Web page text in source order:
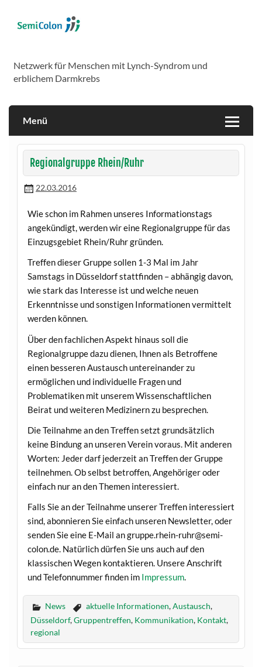
content
Netzwerk für Menschen mit Lynch-Syndrom und
erblichem Darmkrebs
Menü
Regionalgruppe Rhein/Ruhr
22.03.2016
Wie schon im Rahmen unseres Informationstags
angekündigt, werden wir eine Regionalgruppe für das
Einzugsgebiet Rhein/Ruhr gründen.
Treffen dieser Gruppe sollen 1-3 Mal im Jahr
Samstags in Düsseldorf stattfinden – abhängig davon,
wie stark das Interesse ist und welche neuen
Erkenntnisse und sonstigen Informationen vermittelt
werden können.
Über den fachlichen Aspekt hinaus soll die
Regionalgruppe dazu dienen, Ihnen als Betroffene
einen besseren Austausch untereinander zu
ermöglichen und individuelle Fragen und
Problematiken mit unserem Wissenschaftlichen
Beirat und weiteren Medizinern zu besprechen.
Die Teilnahme an den Treffen setzt grundsätzlich
keine Bindung an unseren Verein voraus. Mit anderen
Worten: Jeder darf jederzeit an Treffen der Gruppe
teilnehmen. Ob selbst betroffen, Angehöriger oder
einfach nur an den Themen interessiert.
Falls Sie an der Teilnahme unserer Treffen interessiert
sind, abonnieren Sie einfach unseren Newsletter, oder
senden Sie eine E-Mail an gruppe.rhein-ruhr@semi-
colon.de. Natürlich dürfen Sie uns auch auf den
klassischen Wegen kontaktieren. Unsere Anschrift
und Telefonnummer finden im Impressum.
News aktuelle Informationen,Austausch,
Düsseldorf,Gruppentreffen, Kommunikation, Kontakt,
regional